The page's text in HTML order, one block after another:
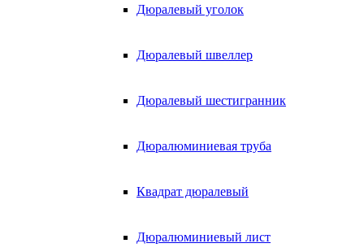
Дюралевый уголок
Дюралевый швеллер
Дюралевый шестигранник
Дюралюминиевая труба
Квадрат дюралевый
Дюралюминиевый лист